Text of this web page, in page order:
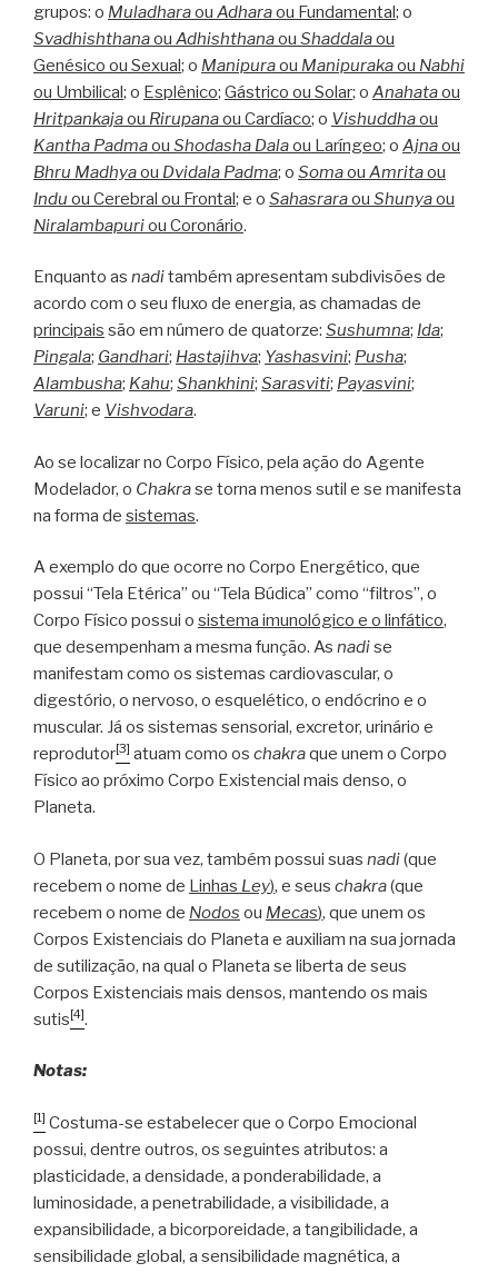
grupos: o Muladharaou Adharaou Fundamental; o
Svadhishthanaou Adhishthanaou Shaddalaou
Genésico ou Sexual; o Manipuraou Manipurakaou Nabhi
ou Umbilical; o Esplênico; Gástrico ou Solar; o Anahataou
Hritpankajaou Rirupanaou Cardíaco; o Vishuddhaou
Kantha Padmaou Shodasha Dalaou Laríngeo; o Ajnaou
Bhru Madhyaou Dvidala Padma; o Somaou Amritaou
Indu ou Cerebral ou Frontal; e o Sahasraraou Shunyaou
Niralambapuriou Coronário.
Enquanto as naditambém apresentam subdivisões de
acordo com o seu fluxo de energia, as chamadas de
principais são em número de quatorze: Sushumna; Ida;
Pingala; Gandhari; Hastajihva; Yashasvini; Pusha;
Alambusha; Kahu; Shankhini; Sarasviti; Payasvini;
Varuni; e Vishvodara.
Ao se localizar no Corpo Físico, pela ação do Agente
Modelador, o Chakrase torna menos sutil e se manifesta
na forma de sistemas.
A exemplo do que ocorre no Corpo Energético, que
possui “Tela Etérica” ou “Tela Búdica” como “filtros”, o
Corpo Físico possui o sistema imunológico e o linfático,
que desempenham a mesma função. As nadise
manifestam como os sistemas cardiovascular, o
digestório, o nervoso, o esquelético, o endócrino e o
muscular. Já os sistemas sensorial, excretor, urinário e
reprodutor[3] atuam como os chakraque unem o Corpo
Físico ao próximo Corpo Existencial mais denso, o
Planeta.
O Planeta, por sua vez, também possui suas nadi(que
recebem o nome de Linhas Ley), e seus chakra(que
recebem o nome de Nodos ou Mecas), que unem os
Corpos Existenciais do Planeta e auxiliam na sua jornada
de sutilização, na qual o Planeta se liberta de seus
Corpos Existenciais mais densos, mantendo os mais
sutis[4].
Notas:
[1] Costuma-se estabelecer que o Corpo Emocional
possui, dentre outros, os seguintes atributos: a
plasticidade, a densidade, a ponderabilidade, a
luminosidade, a penetrabilidade, a visibilidade, a
expansibilidade, a bicorporeidade, a tangibilidade, a
sensibilidade global, a sensibilidade magnética, a